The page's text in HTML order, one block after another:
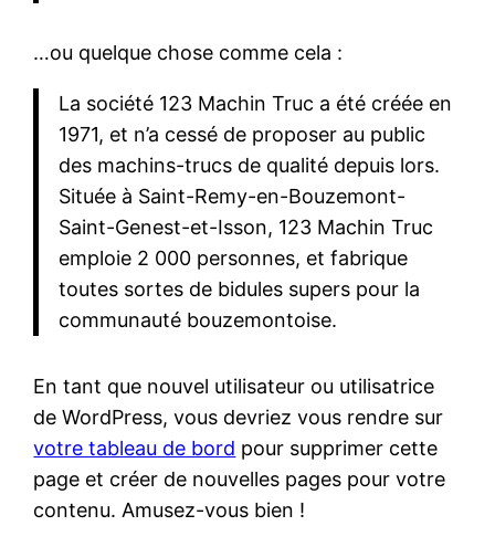
…ou quelque chose comme cela :
La société 123 Machin Truc a été créée en
1971, et n’a cessé de proposer au public
des machins-trucs de qualité depuis lors.
Située à Saint-Remy-en-Bouzemont-
Saint-Genest-et-Isson, 123 Machin Truc
emploie 2 000 personnes, et fabrique
toutes sortes de bidules supers pour la
communauté bouzemontoise.
En tant que nouvel utilisateur ou utilisatrice
de WordPress, vous devriez vous rendre sur
votre tableau de bord pour supprimer cette
page et créer de nouvelles pages pour votre
contenu. Amusez-vous bien !